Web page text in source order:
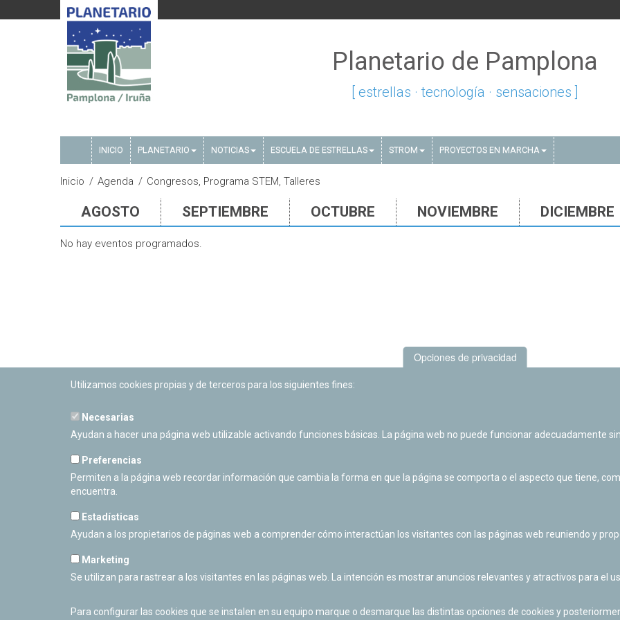
Planetario de Pamplona
[ estrellas · tecnología · sensaciones ]
INICIO PLANETARIO NOTICIAS ESCUELA DE ESTRELLAS STROM PROYECTOS EN MARCHA
Inicio Agenda Congresos, Programa STEM, Talleres
AGOSTO SEPTIEMBRE OCTUBRE NOVIEMBRE DICIEMBRE
No hay eventos programados.
PLANETARIO DE PAMPLONA
Calle Sancho RamÃ­rez, s/n
Cerrado Temporalmente
Opciones de privacidad
Utilizamos cookies propias y de terceros para los siguientes fines:
Necesarias
Ayudan a hacer una página web utilizable activando funciones básicas. La página web no puede funcionar adecuadamente
Preferencias
Permiten a la página web recordar información que cambia la forma en que la página se comporta o el aspecto que tiene,
encuentra.
Estadísticas
Ayudan a los propietarios de páginas web a comprender cómo interactúan los visitantes con las páginas web reuniendo y
Marketing
Se utilizan para rastrear a los visitantes en las páginas web. La intención es mostrar anuncios relevantes y atractivos para el
Para configurar las cookies que se instalen en su equipo marque o desmarque las distintas opciones de cookies y